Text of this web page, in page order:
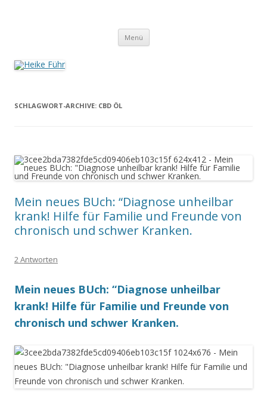
Menü Springe
Inhalt
SCHLAGWORT-ARCHIVE: CBD ÖL
Mein neues BUch: “Diagnose unheilbar
krank! Hilfe für Familie und Freunde von
chronisch und schwer Kranken.
2 Antworten
Mein neues BUch: “Diagnose unheilbar
krank! Hilfe für Familie und Freunde von
chronisch und schwer Kranken.